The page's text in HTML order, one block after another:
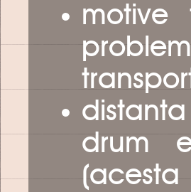
motive
drum